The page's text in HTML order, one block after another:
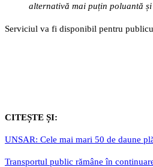
alternativă mai puțin poluantă
Serviciul va fi disponibil pentru
CITEȘTE ȘI:
UNSAR: Cele mai mari 50 de daune
Transportul public rămâne în